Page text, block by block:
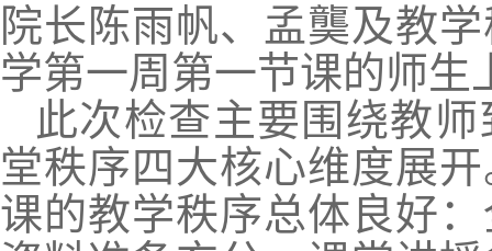
院长陈雨帆、孟龑及教
学第一周第一节课的师
此次检查主要围绕教
堂秩序四大核心维度展
课的教学秩序总体良好